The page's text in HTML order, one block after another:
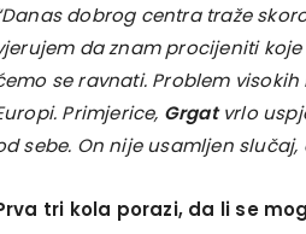
dobrog centra traže
da znam procijeniti
se ravnati. Problem
Primjerice, Grgatvrlo
sebe. On nije usamljen
tri kola porazi, da li se